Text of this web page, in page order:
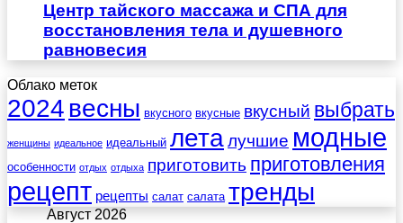
Центр тайского массажа и СПА для
восстановления тела и душевного
равновесия
Облако меток
2024 весны вкусного вкусные вкусный выбрать
женщины идеальное идеальный леталучшие модные
особенности отдых отдыха приготовить приготовления
рецепт рецепты салат салата тренды
Август 2026